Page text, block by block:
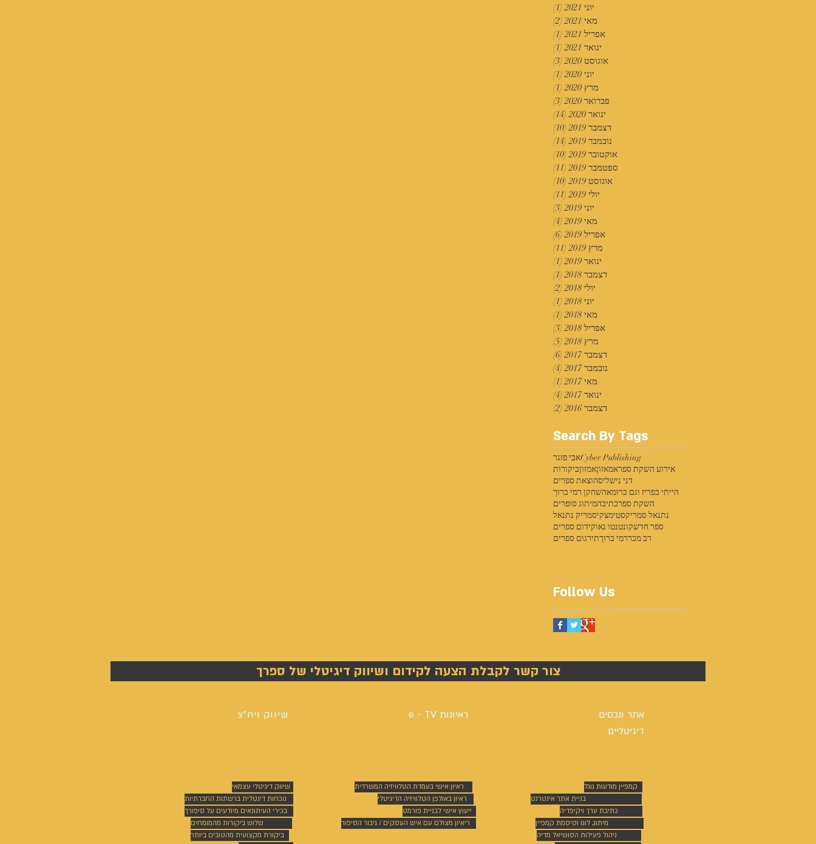
יוני 2021
(1)
מאי 2021
(2)
אפריל 2021
(1)
ינואר 2021
(1)
אוגוסט 2020
(3)
יוני 2020
(1)
מרץ 2020
(1)
פברואר 2020
(3)
ינואר 2020
(14)
דצמבר 2019
(10)
נובמבר 2019
(14)
אוקטובר 2019
(10)
ספטמבר 2019
(11)
אוגוסט 2019
(10)
יולי 2019
(11)
יוני 2019
(3)
מאי 2019
(4)
אפריל 2019
(6)
מרץ 2019
(11)
ינואר 2019
(1)
דצמבר 2018
(1)
יולי 2018
(2)
יוני 2018
(1)
מאי 2018
(1)
אפריל 2018
(3)
מרץ 2018
(5)
דצמבר 2017
(6)
נובמבר 2017
(4)
מאי 2017
(1)
ינואר 2017
(4)
דצמבר 2016
(2)
Search By Tags
Cyber Publishingאבי פזנר
אירוע השקת ספראמאזוןאמזוןביקורות
דני נישליסהוצאת ספרים
הייתי בפריז וגם ברומאהשחקן רמי ברוך
השקת ספרכתיבהמיתוג סופרים
נתנאל סמריקסטימצקיסמריק נתנאל
ספר חדשקונטנטו נאוקידום ספרים
רב מכררמי ברוךתירגום ספרים
Follow Us
צור קשר לקבלת הצעה לקידום ושיווק דיגיטלי של ספרך
שיווק ויח"צ
שיווק דיגיטלי עצמאי
נוכחות דיגטלית ברשתות החברתיות
בכירי העיתונאים מיודעים על סיפורך
שלוש ביקורות מהמומחים
ראיונות e - TV
ראיון אישי בעמדת הטלוויזיה המשרדית
ראיון באולפן הטלוויזיה הדיגיטלי
ייעוץ אישי לבניית פורמט
ריאיון מצולם עם איש העסקים / גיבור הסיפור
ביקורת מקצועית מהטובים ביותר
אתר ונכסים
דיגיטליים
קמפיין מודעות גוגל
בניית אתר אינטרנט
כתיבת ערך ויקיפדיה
מיתוג, לוגו וסיסמת קמפיין
ניהול פעילות הסושיאל מדיה